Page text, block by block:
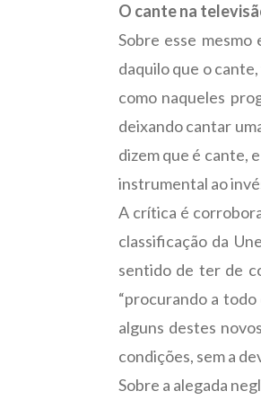
O cante na
Sobre esse
daquilo que o
como naqueles
deixando cantar
dizem que é cante,
instrumental ao
A crítica é
classificação da
sentido de ter de
“procurando a
alguns destes
condições, sem a
Sobre a alegada